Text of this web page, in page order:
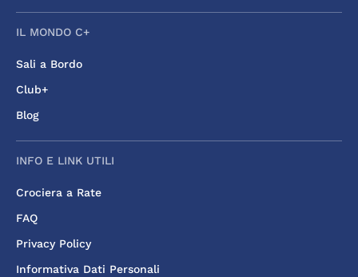
IL MONDO C+
Sali a Bordo
Club+
Blog
INFO E LINK UTILI
Crociera a Rate
FAQ
Privacy Policy
Informativa Dati Personali